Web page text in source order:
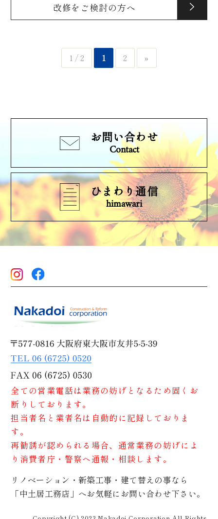
改修をご検討の方へ
1 / 2 1 2 »
お問い合わせ
Contact
ひまわり通信
himawari
全ての営業電話は業務の妨げとなるため固くお
断りしております。
担当者名と業者名は自動的に記録しておりま
す。
再勧誘が認められる場合、通常業務の妨げによ
り消費者庁・警察へ通報・相談します。
リノベーション・新築工事・建て替えの事なら
「中土居工務店」へお気軽にお問い合わせ下さい。